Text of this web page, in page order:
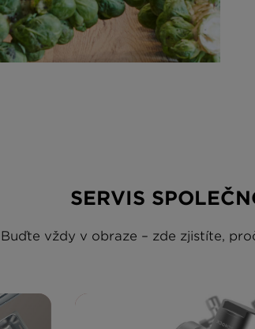
SERVIS
Buďte vždy v obraze – zde zjistíte,